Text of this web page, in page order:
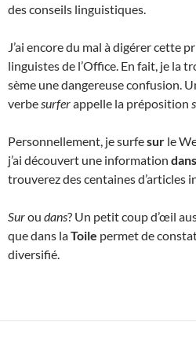
des conseils linguistiques.
J’ai encore du mal à digérer cette
linguistes de l’Office. En fait, je la
sème une dangereuse confusion.
verbe surferappelle la préposition
Personnellement, je surfesur le
j’ai découvert une information dans
trouverez des centaines d’articles
Surou dans? Un petit coup d’œil
que dans laToile permet de
diversifié.